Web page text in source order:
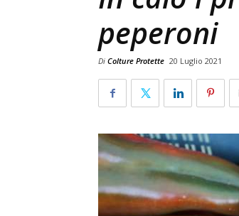
peperoni
Di Colture Protette 20 Luglio 2021